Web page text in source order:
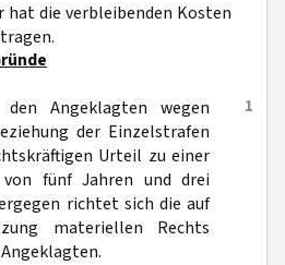
hat die verbleibenden Kosten
1
Angeklagten wegen
der Einzelstrafen
Urteil zu einer
von fünf Jahren und drei
richtet sich die auf
materiellen Rechts